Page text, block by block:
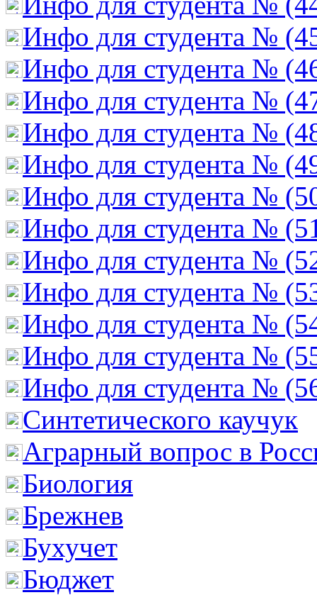
Инфо для студента №
Инфо для студента №
Инфо для студента №
Инфо для студента №
Инфо для студента №
Инфо для студента №
Инфо для студента №
Инфо для студента №
Инфо для студента №
Инфо для студента №
Инфо для студента №
Инфо для студента №
Cинтетического каучук
Аграрный вопрос в
Биология
Брежнев
Бухучет
Бюджет